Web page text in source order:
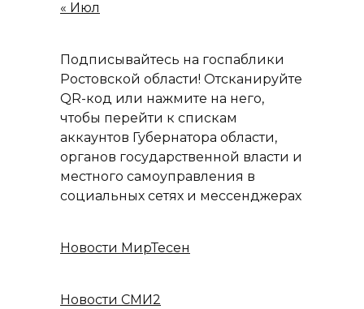
« Июл
Подписывайтесь на госпаблики
Ростовской области! Отсканируйте
QR-код или нажмите на него,
чтобы перейти к спискам
аккаунтов Губернатора области,
органов государственной власти и
местного самоуправления в
социальных сетях и мессенджерах
Новости МирТесен
Новости СМИ2